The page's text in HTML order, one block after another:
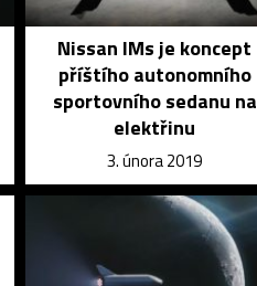
Nissan IMs je koncept
příštího autonomního
sportovního sedanu na
elektřinu
3. února 2019